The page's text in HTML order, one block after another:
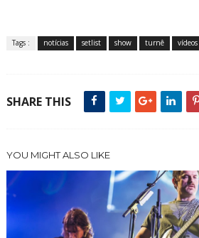
Tags : notícias setlist show turnê vídeos
SHARE THIS
YOU MIGHT ALSO LIKE